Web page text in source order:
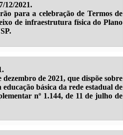
12/2021.
para a celebração de Termos de
de infraestrutura física do Plano
de 2021, que dispõe sobre
básica da rede estadual de
nº 1.144, de 11 de julho de